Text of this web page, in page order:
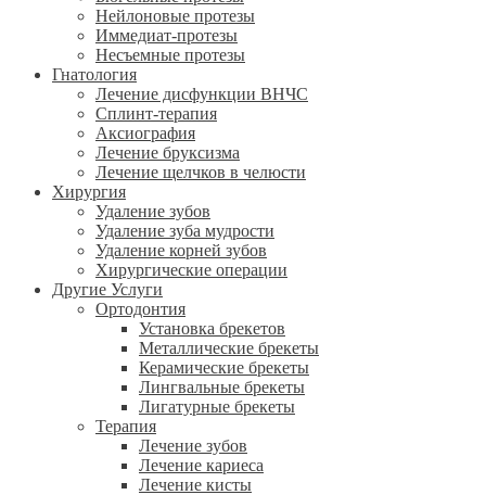
Нейлоновые протезы
Иммедиат-протезы
Несъемные протезы
Гнатология
Лечение дисфункции ВНЧС
Сплинт-терапия
Аксиография
Лечение бруксизма
Лечение щелчков в челюсти
Хирургия
Удаление зубов
Удаление зуба мудрости
Удаление корней зубов
Хирургические операции
Другие Услуги
Ортодонтия
Установка брекетов
Металлические брекеты
Керамические брекеты
Лингвальные брекеты
Лигатурные брекеты
Терапия
Лечение зубов
Лечение кариеса
Лечение кисты